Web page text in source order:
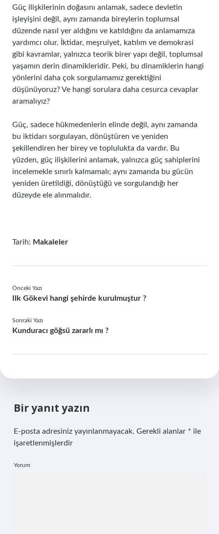
Güç ilişkilerinin doğasını anlamak, sadece devletin
işleyişini değil, aynı zamanda bireylerin toplumsal
düzende nasıl yer aldığını ve katıldığını da anlamamıza
yardımcı olur. İktidar, meşruiyet, katılım ve demokrasi
gibi kavramlar, yalnızca teorik birer yapı değil, toplumsal
yaşamın derin dinamikleridir. Peki, bu dinamiklerin hangi
yönlerini daha çok sorgulamamız gerektiğini
düşünüyoruz? Ve hangi sorulara daha cesurca cevaplar
aramalıyız?
Güç, sadece hükmedenlerin elinde değil, aynı zamanda
bu iktidarı sorgulayan, dönüştüren ve yeniden
şekillendiren her birey ve toplulukta da vardır. Bu
yüzden, güç ilişkilerini anlamak, yalnızca güç sahiplerini
incelemekle sınırlı kalmamalı; aynı zamanda bu gücün
yeniden üretildiği, dönüştüğü ve sorgulandığı her
düzeyde ele alınmalıdır.
Tarih: Makaleler
Önceki Yazı
Ilk Gökevi hangi şehirde kurulmuştur ?
Sonraki Yazı
Kunduracı göğsü zararlı mı ?
Bir yanıt yazın
E-posta adresiniz yayınlanmayacak. Gerekli alanlar * ile
işaretlenmişlerdir
Yorum